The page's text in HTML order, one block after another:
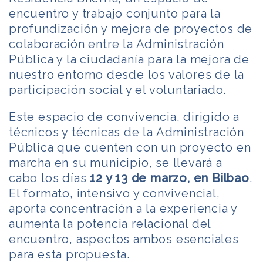
encuentro y trabajo conjunto para la
profundización y mejora de proyectos de
colaboración entre la Administración
Pública y la ciudadanía para la mejora de
nuestro entorno desde los valores de la
participación social y el voluntariado.
Este espacio de convivencia, dirigido a
técnicos y técnicas de la Administración
Pública que cuenten con un proyecto en
marcha en su municipio, se llevará a
cabo los días12 y 13 de marzo, en Bilbao.
El formato, intensivo y convivencial,
aporta concentración a la experiencia y
aumenta la potencia relacional del
encuentro, aspectos ambos esenciales
para esta propuesta.